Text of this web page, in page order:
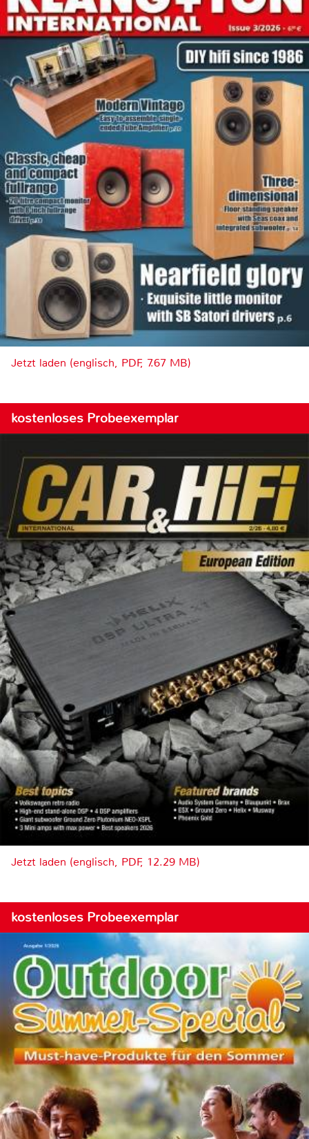
Jetzt laden (englisch, PDF, 7.67 MB)
kostenloses Probeexemplar
Jetzt laden (englisch, PDF, 12.29 MB)
kostenloses Probeexemplar